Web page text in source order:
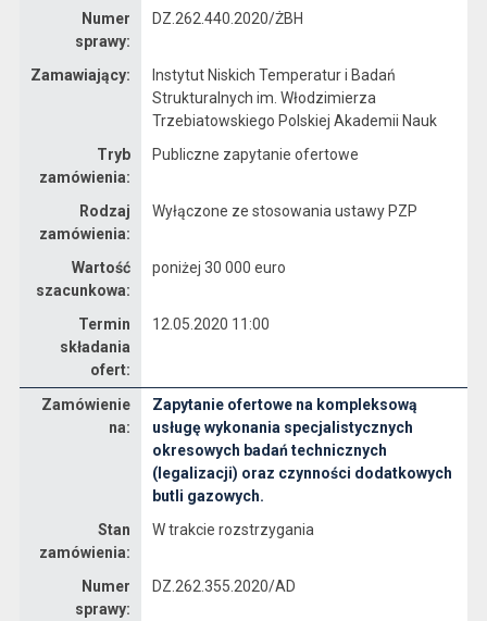
Numer
sprawy:
DZ.262.440.2020/ŻBH
Zamawiający:
Instytut Niskich Temperatur i Badań
Strukturalnych im. Włodzimierza
Trzebiatowskiego Polskiej Akademii Nauk
Tryb
zamówienia:
Publiczne zapytanie ofertowe
Rodzaj
zamówienia:
Wyłączone ze stosowania ustawy PZP
Wartość
szacunkowa:
poniżej 30 000 euro
Termin
składania
ofert:
12.05.2020 11:00
Zamówienie
na:
Zapytanie ofertowe na kompleksową
usługę wykonania specjalistycznych
okresowych badań technicznych
(legalizacji) oraz czynności dodatkowych
butli gazowych.
Stan
zamówienia:
W trakcie rozstrzygania
Numer
sprawy:
DZ.262.355.2020/AD